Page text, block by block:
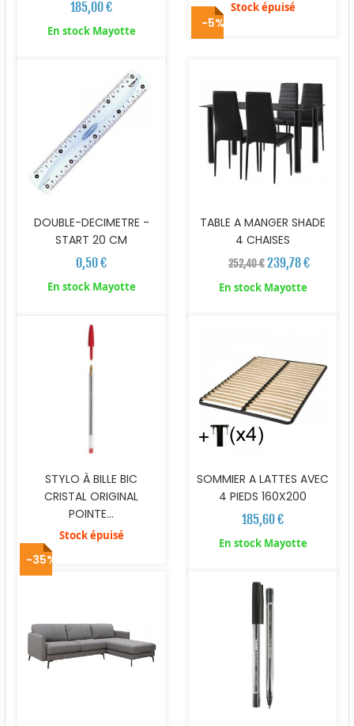
185,00 €
En stock Mayotte
Stock épuisé
DOUBLE-DECIMETRE -
START 20 CM
0,50 €
En stock Mayotte
-5%
TABLE A MANGER SHADE
4 CHAISES
252,40 € 239,78 €
En stock Mayotte
STYLO À BILLE BIC
CRISTAL ORIGINAL
POINTE...
Stock épuisé
SOMMIER A LATTES AVEC
4 PIEDS 160X200
185,60 €
En stock Mayotte
-35%